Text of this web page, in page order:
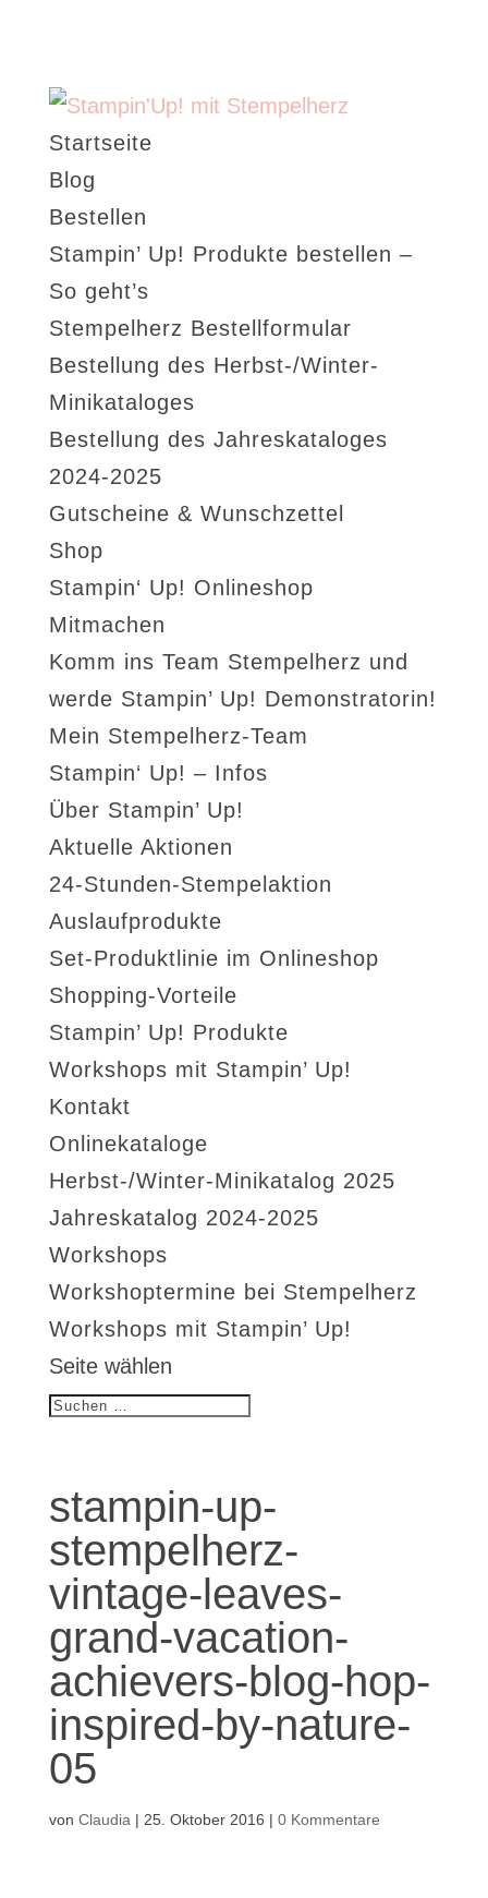
Startseite
Blog
Bestellen
Stampin’ Up! Produkte bestellen –
So geht’s
Stempelherz Bestellformular
Bestellung des Herbst-/Winter-
Minikataloges
Bestellung des Jahreskataloges
2024-2025
Gutscheine & Wunschzettel
Shop
Stampin‘ Up! Onlineshop
Mitmachen
Komm ins Team Stempelherz und
werde Stampin’ Up! Demonstratorin!
Mein Stempelherz-Team
Stampin‘ Up! – Infos
Über Stampin’ Up!
Aktuelle Aktionen
24-Stunden-Stempelaktion
Auslaufprodukte
Set-Produktlinie im Onlineshop
Shopping-Vorteile
Stampin’ Up! Produkte
Workshops mit Stampin’ Up!
Kontakt
Onlinekataloge
Herbst-/Winter-Minikatalog 2025
Jahreskatalog 2024-2025
Workshops
Workshoptermine bei Stempelherz
Workshops mit Stampin’ Up!
Seite wählen
stampin-up-
stempelherz-
vintage-leaves-
grand-vacation-
achievers-blog-hop-
inspired-by-nature-
05
von Claudia | 25. Oktober 2016 | 0 Kommentare